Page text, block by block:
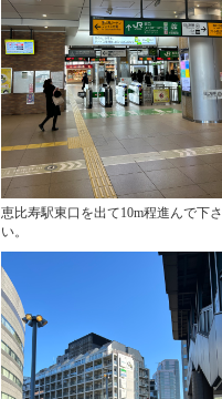
恵比寿駅東口を出て10m程進んで下さ
い。